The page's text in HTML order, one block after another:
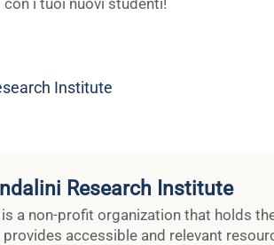
con i tuoi nuovi studenti!
Institute
Research Institute
is a non-profit organization that holds
provides accessible and relevant